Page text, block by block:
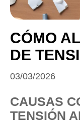
CÓMO
DE
03/03/2026
CAUSAS
TENSIÓN